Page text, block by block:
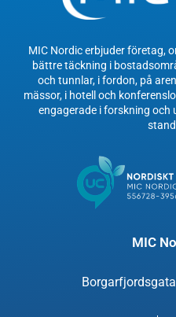
MIC Nordic erbjuder företag,
bättre täckning i
och tunnlar, i fordon, på
mässor, i hotell och
engagerade i forskning och
MIC